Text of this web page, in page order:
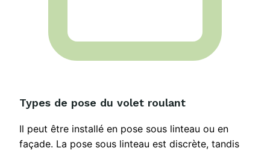
Types de pose du volet roulant
Il peut être installé en pose sous linteau ou en
façade. La pose sous linteau est discrète, tandis